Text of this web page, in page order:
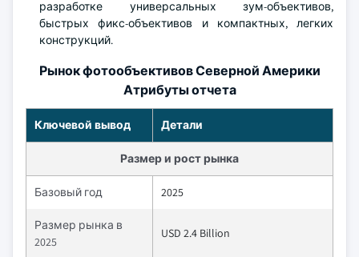
разработке универсальных зум-объективов,
быстрых фикс-объективов и компактных, легких
конструкций.
Рынок фотообъективов Северной Америки
Атрибуты отчета
Ключевой вывод Детали
Размер и рост рынка
Базовый год 2025
Размер рынка в
2025
USD 2.4 Billion